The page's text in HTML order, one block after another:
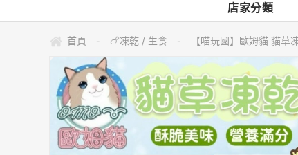
店家分類
首頁 - 🍗凍乾 / 生食 - 【喵玩國】歐姆貓 貓